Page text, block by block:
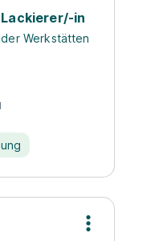
in
Werkstätten